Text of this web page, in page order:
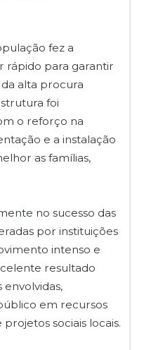
fez a
rápido para garantir
alta procura
foi
o reforço na
e a instalação
as famílias,
no sucesso das
por instituições
intenso e
resultado
em recursos
sociais locais.